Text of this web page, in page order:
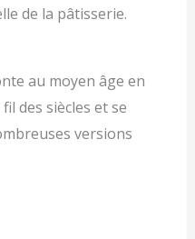
de la pâtisserie.
au moyen âge en
des siècles et se
versions